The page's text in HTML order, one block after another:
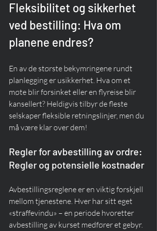
Fleksibilitet og sikkerhet
ved bestilling: Hva om
planene endres?
En av de største bekymringene rundt
planlegging er usikkerhet. Hva om et
møte blir forsinket eller en flyreise blir
kansellert? Heldigvis tilbyr de fleste
selskaper fleksible retningslinjer, men du
må være klar over dem!
Regler for avbestilling av ordre:
Regler og potensielle kostnader
Avbestillingsreglene er en viktig forskjell
mellom tjenestene. Hver har sitt eget
«straffevindu» – en periode hvoretter
avbestilling av kurset medfører et gebyr.